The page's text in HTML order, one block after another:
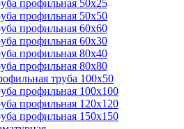
профильная 50х25
профильная 50х50
профильная 60x60
профильная 60х30
профильная 80х40
профильная 80х80
труба 100х50
профильная 100х100
профильная 120х120
профильная 150х150